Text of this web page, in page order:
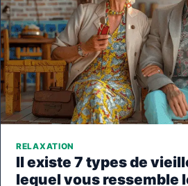
RELAXATION
Il existe 7 types de
lequel vous ressemble